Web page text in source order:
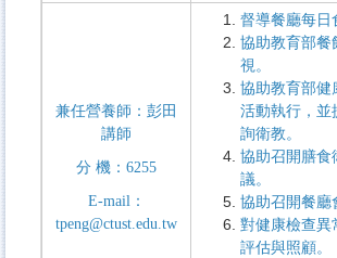
兼任營養師：彭田
講師
分 機： 6255
E-mail：
tpeng@ctust.edu.tw
督導餐廳每日
協助教育部餐
視。
協助教育部健
活動執行，並
詢衛教。
協助召開膳食
議。
協助召開餐廳
對健康檢查異
評估與照顧。